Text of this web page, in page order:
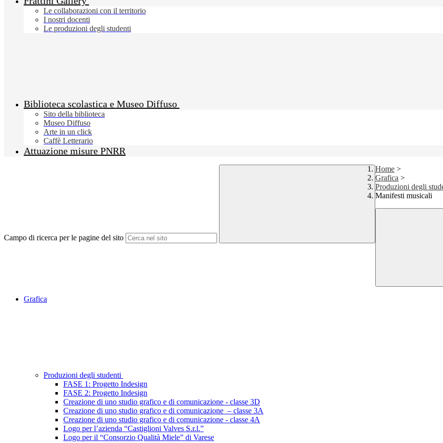
Le collaborazioni con il territorio
I nostri docenti
Le produzioni degli studenti
Biblioteca scolastica e Museo Diffuso
Sito della biblioteca
Museo Diffuso
Arte in un click
Caffè Letterario
Attuazione misure PNRR
Campo di ricerca per le pagine del sito
Home >
Grafica >
Produzioni degli
Manifesti musicali
Grafica
Produzioni degli studenti
FASE 1: Progetto Indesign
FASE 2: Progetto Indesign
Creazione di uno studio grafico e di comunicazione - classe 3D
Creazione di uno studio grafico e di comunicazione – classe 3A
Creazione di uno studio grafico e di comunicazione - classe 4A
Logo per l’azienda “Castiglioni Valves S.r.l.”
Logo per il “Consorzio Qualità Miele” di Varese